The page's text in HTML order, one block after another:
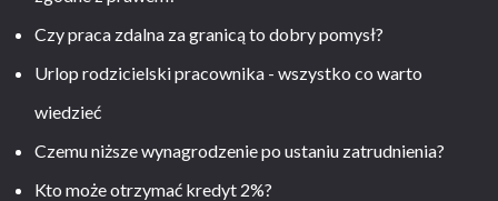
Czy praca zdalna za granicą to dobry pomysł?
Urlop rodzicielski pracownika - wszystko co warto
wiedzieć
Czemu niższe wynagrodzenie po ustaniu zatrudnienia?
Kto może otrzymać kredyt 2%?